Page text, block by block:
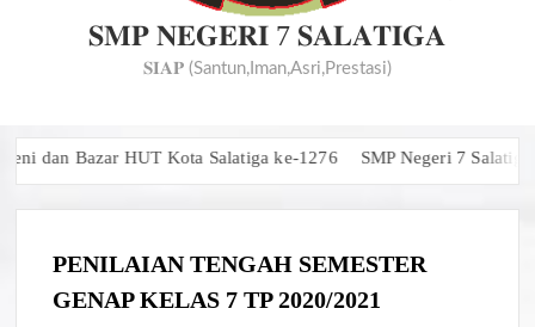
𝐒𝐌𝐏 𝐍𝐄𝐆𝐄𝐑𝐈 7 𝐒𝐀𝐋𝐀𝐓𝐈𝐆𝐀
𝐒𝐈𝐀𝐏 (Santun,Iman,Asri,Prestasi)
dan Bazar HUT Kota Salatiga ke-1276 SMP Negeri 7 Salatiga
PENILAIAN TENGAH SEMESTER
GENAP KELAS 7 TP 2020/2021